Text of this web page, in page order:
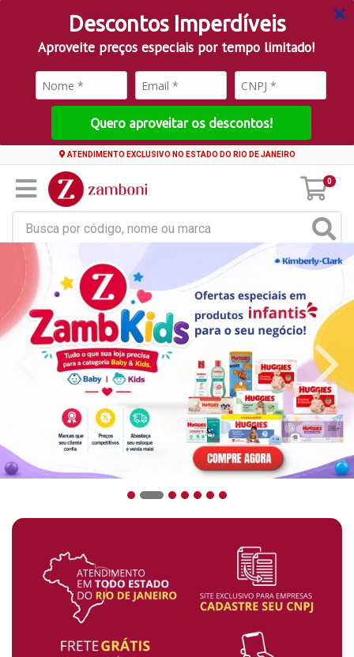
Descontos Imperdíveis
Aproveite preços especiais por tempo limitado!
Quero aproveitar os descontos!
ATENDIMENTO EXCLUSIVO NO ESTADO DO RIO DE JANEIRO
0